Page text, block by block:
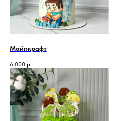
Майнкрафт
6 000 р.